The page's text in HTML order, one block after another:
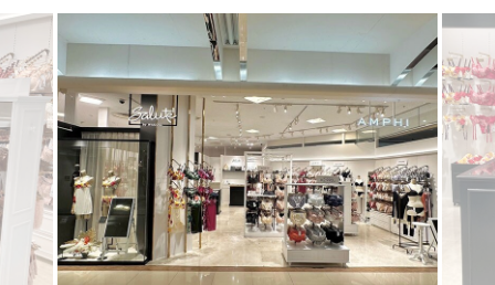
店舗検索
新着情報
重要なお知らせ
お知らせ